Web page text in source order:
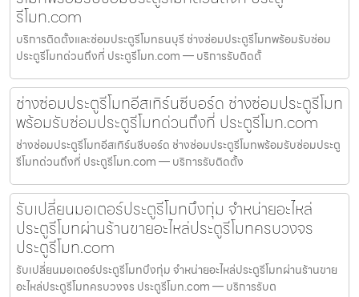
รีโมท.com
บริการติดตั้งและซ่อมประตูรีโมทธนบุรี ช่างซ่อมประตูรีโมทพร้อมรับซ่อม
ประตูรีโมทด่วนถึงที่ ประตูรีโมท.com — บริการรับติดตั้
ช่างซ่อมประตูรีโมทอีสเทิร์นซีบอร์ด ช่างซ่อมประตูรีโมท
พร้อมรับซ่อมประตูรีโมทด่วนถึงที่ ประตูรีโมท.com
ช่างซ่อมประตูรีโมทอีสเทิร์นซีบอร์ด ช่างซ่อมประตูรีโมทพร้อมรับซ่อมประตู
รีโมทด่วนถึงที่ ประตูรีโมท.com — บริการรับติดตั้ง
รับเปลี่ยนมอเตอร์ประตูรีโมทบึงกุ่ม จำหน่ายอะไหล่
ประตูรีโมทผ่านร้านขายอะไหล่ประตูรีโมทครบวงจร
ประตูรีโมท.com
รับเปลี่ยนมอเตอร์ประตูรีโมทบึงกุ่ม จำหน่ายอะไหล่ประตูรีโมทผ่านร้านขาย
อะไหล่ประตูรีโมทครบวงจร ประตูรีโมท.com — บริการรับต